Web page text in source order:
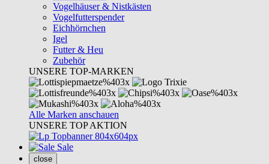
Vogelhäuser & Nistkästen
Vogelfutterspender
Eichhörnchen
Igel
Futter & Heu
Zubehör
UNSERE TOP-MARKEN
Alle Marken anschauen
UNSERE TOP AKTION
Sale
close